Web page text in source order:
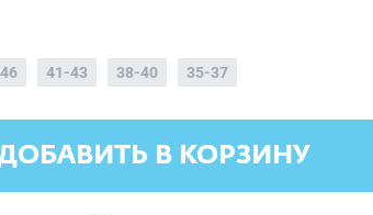
41-43 38-40 35-37
В КОРЗИНУ